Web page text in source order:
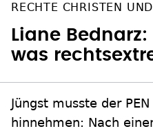
RECHTE CHRISTEN
Liane
was
Jüngst musste der
hinnehmen: Nach